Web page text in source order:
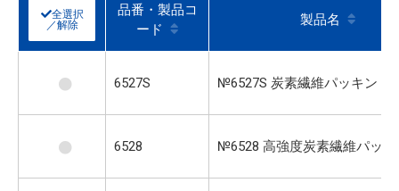
全選択
／解除
品番・製品コ
ード
製品名
6527S №6527S 炭素繊維パッキン
6528 №6528 高強度炭素繊維パッキ